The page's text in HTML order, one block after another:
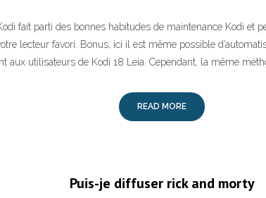
fait parti des bonnes habitudes de maintenance Kodi et
lecteur favori. Bonus, ici il est même possible
aux utilisateurs de Kodi 18 Leia. Cependant, la même
READ MORE
Puis-je diffuser rick and morty